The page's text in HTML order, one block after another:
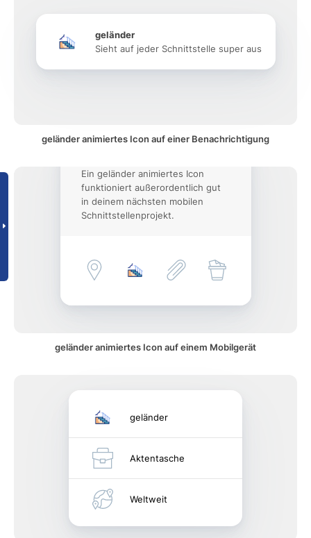
geländer
Sieht auf jeder Schnittstelle super aus
geländer animiertes Icon auf einer Benachrichtigung
Ein geländer animiertes Icon
funktioniert außerordentlich gut
in deinem nächsten mobilen
Schnittstellenprojekt.
geländer animiertes Icon auf einem Mobilgerät
geländer
Aktentasche
Weltweit